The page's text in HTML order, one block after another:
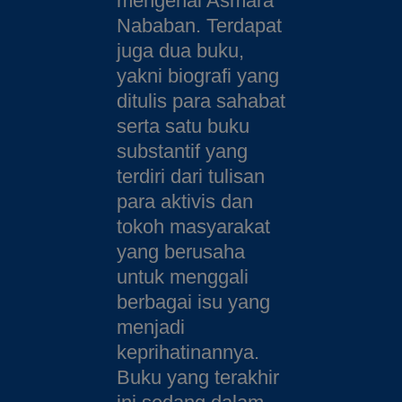
Nababan. Terdapat
juga dua buku,
yakni biografi yang
ditulis para sahabat
serta satu buku
substantif yang
terdiri dari tulisan
para aktivis dan
tokoh masyarakat
yang berusaha
untuk menggali
berbagai isu yang
menjadi
keprihatinannya.
Buku yang terakhir